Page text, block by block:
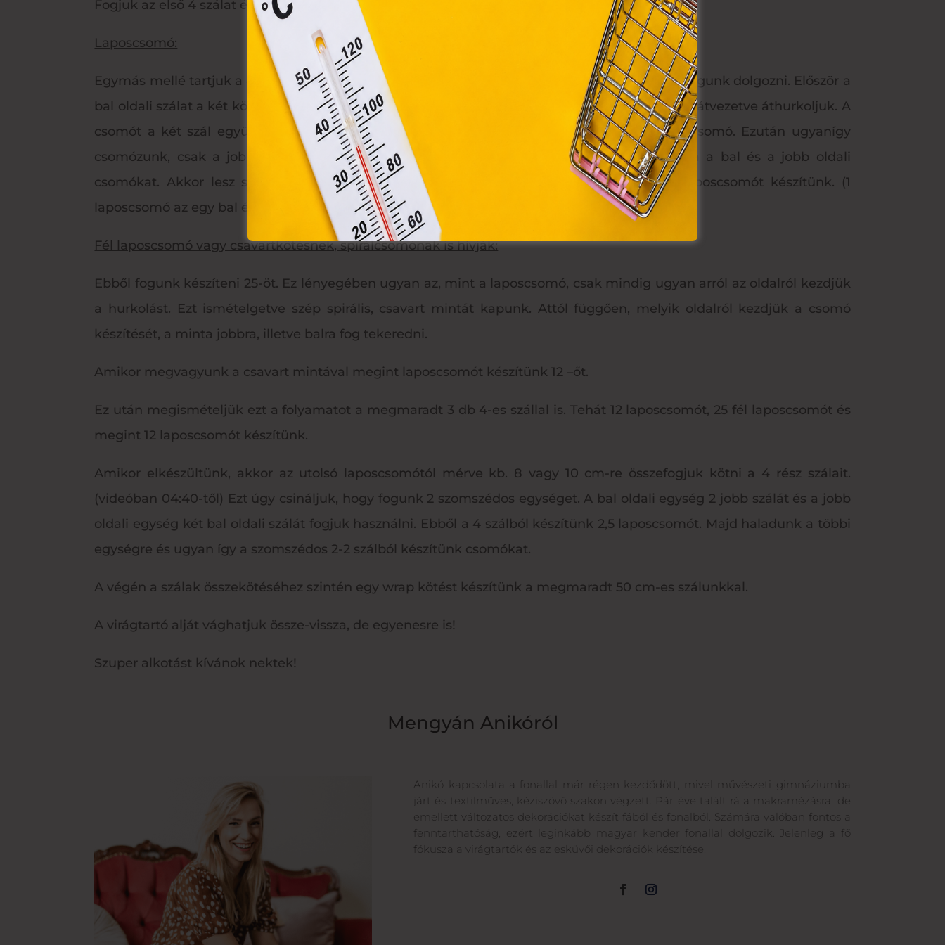
Fogjuk az első 4 szálat és azon kezdünk el dolgozni. Előszőr laposcsomókat fogunk készíteni.
Laposcsomó:
Egymás mellé tartjuk a 4 szálat. A két középső szálat vezérszálnak hívjuk. A két szélső szállal fogunk dolgozni. Először a
bal oldali szálat a két középső szál fölé helyezzük keresztben, majd a jobb oldali szálat hátulról átvezetve áthurkoljuk. A
csomót a két szál együttes meghúzásával felhúzzuk a vezetőszálra. Ez eddig egy fél laposcsomó. Ezután ugyanígy
csomózunk, csak a jobb oldali szállal kezdünk, és a bal oldalival hurkolunk. Így váltogatva a bal és a jobb oldali
csomókat. Akkor lesz szép, ha mindig ugyan olyan erősre húzzuk meg a csomókat. 12 laposcsomót készítünk. (1
laposcsomó az egy bal és egy jobb oldali csomózásnak felel meg.)
Fél laposcsomó vagy csavartkötésnek, spirálcsomónak is hívják:
Ebből fogunk készíteni 25-öt. Ez lényegében ugyan az, mint a laposcsomó, csak mindig ugyan arról az oldalról kezdjük
a hurkolást. Ezt ismételgetve szép spirális, csavart mintát kapunk. Attól függően, melyik oldalról kezdjük a csomó
készítését, a minta jobbra, illetve balra fog tekeredni.
Amikor megvagyunk a csavart mintával megint laposcsomót készítünk 12 –őt.
Ez után megismételjük ezt a folyamatot a megmaradt 3 db 4-es szállal is. Tehát 12 laposcsomót, 25 fél laposcsomót és
megint 12 laposcsomót készítünk.
Amikor elkészültünk, akkor az utolsó laposcsomótól mérve kb. 8 vagy 10 cm-re összefogjuk kötni a 4 rész szálait.
(videóban 04:40-től) Ezt úgy csináljuk, hogy fogunk 2 szomszédos egységet. A bal oldali egység 2 jobb szálát és a jobb
oldali egység két bal oldali szálát fogjuk használni. Ebből a 4 szálból készítünk 2,5 laposcsomót. Majd haladunk a többi
egységre és ugyan így a szomszédos 2-2 szálból készítünk csomókat.
A végén a szálak összekötéséhez szintén egy wrap kötést készítünk a megmaradt 50 cm-es szálunkkal.
A virágtartó alját vághatjuk össze-vissza, de egyenesre is!
Szuper alkotást kívánok nektek!
Mengyán Anikóról
Anikó kapcsolata a fonallal már régen kezdődött, mivel művészeti gimnáziumba
járt és textilműves, kéziszövő szakon végzett. Pár éve talált rá a makramézásra, de
emellett változatos dekorációkat készít fából és fonalból. Számára valóban fontos a
fenntarthatóság, ezért leginkább magyar kender fonallal dolgozik. Jelenleg a fő
fókusza a virágtartók és az esküvői dekorációk készítése.
Módosítom a beállításokat